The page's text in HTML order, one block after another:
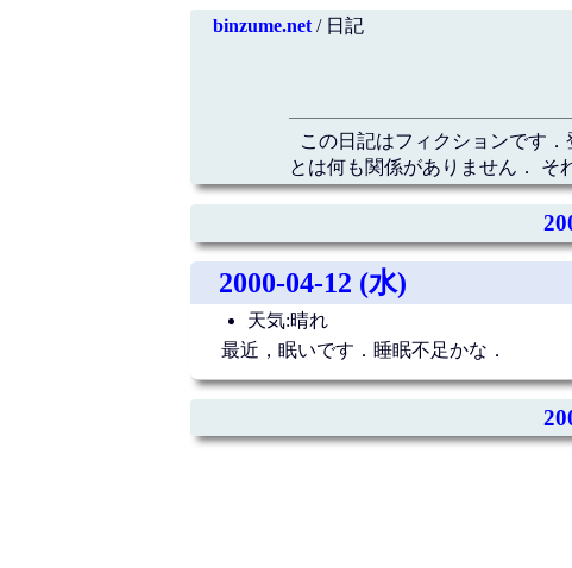
binzume.net/ 日記
この日記はフィクションです
とは何も関係がありません． そ
2000-04-12 (水)
天気:晴れ
最近，眠いです．睡眠不足かな．